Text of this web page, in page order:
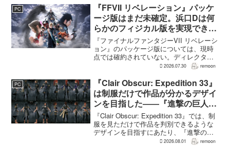
何度も挑戦すれば先へ進める...
PC
『FFVII リベレーション』パッケ
ージ版はまだ未確定。浜口Dは何
らかのフィジカル版を実現できる
よう調整中
『ファイナルファンタジーVII リベレーシ
ョン』のパッケージ版については、現時
点では確約されていない。ディレクター
の浜口直樹氏によると、具体的な商品ラ
フィジカル版を実現できるよう調整を進
めているという。G...
2026.07.30 remoon
PC
『Clair Obscur: Expedition 33』
は制服だけで作品が分かるデザイ
ンを目指した――『進撃の巨人』
の制服と『BLEACH』のキャラ
造形が影響
『Clair Obscur: Expedition 33』では、制
服を見ただけで作品を判別できるような
デザインを目指すにあたり、『進撃の巨
人』を参考にしたという。あわせて、キ
2026.08.01 remoon